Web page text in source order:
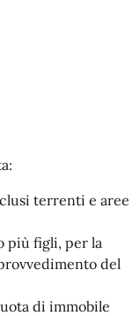
terrenti e aree
più figli, per la
del
di immobile